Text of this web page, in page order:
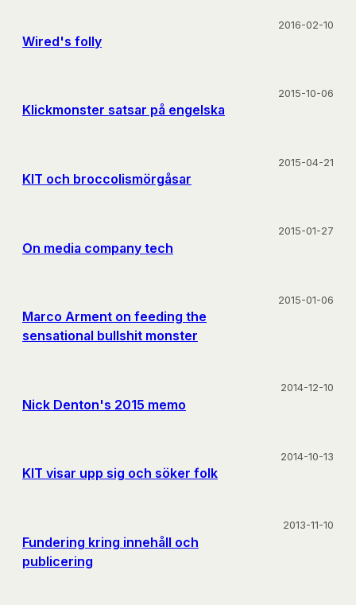
Wired's folly
2016-02-10
Klickmonster satsar på engelska
2015-10-06
KIT och broccolismörgåsar
2015-04-21
On media company tech
2015-01-27
Marco Arment on feeding the
sensational bullshit monster
2015-01-06
Nick Denton's 2015 memo
2014-12-10
KIT visar upp sig och söker folk
2014-10-13
Fundering kring innehåll och
publicering
2013-11-10